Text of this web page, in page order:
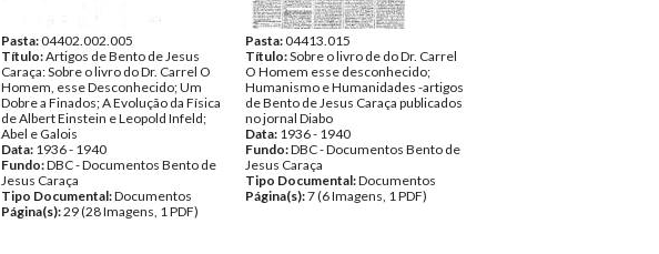
Pasta:04402.002.005
Título:Artigos de Bento de Jesus
Caraça: Sobre o livro do Dr. Carrel O
Homem, esse Desconhecido; Um
Dobre a Finados; A Evolução da Física
de Albert Einstein e Leopold Infeld;
Abel e Galois
Data: 1936 - 1940
Fundo:DBC - Documentos Bento de
Jesus Caraça
Tipo Documental:Documentos
Página(s):29 (28 Imagens, 1 PDF)
Pasta:04413.015
Título:Sobre o livro de do Dr. Carrel
O Homem esse desconhecido;
Humanismo e Humanidades -artigos
de Bento de Jesus Caraça publicados
no jornal Diabo
Data: 1936 - 1940
Fundo:DBC - Documentos Bento de
Jesus Caraça
Tipo Documental:Documentos
Página(s):7 (6 Imagens, 1 PDF)